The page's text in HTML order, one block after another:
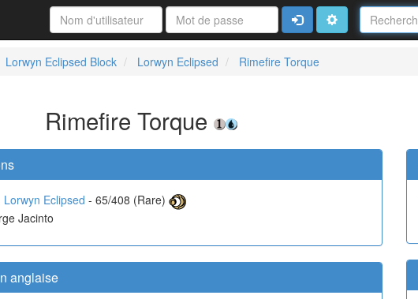
Nom
de
la
ConnexionAvancé
Lorwyn Eclipsed Block Lorwyn Eclipsed Rimefire Torque
Rimefire Torque
Lorwyn Eclipsed - 65/408 (Rare)
Jacinto
anglaise